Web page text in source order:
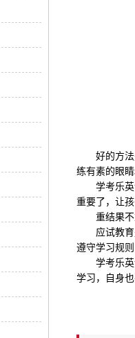
好的方法
练有素的眼
学考乐英
重要了，让
重结果不
应试教育
遵守学习规
学考乐英
学习，自身